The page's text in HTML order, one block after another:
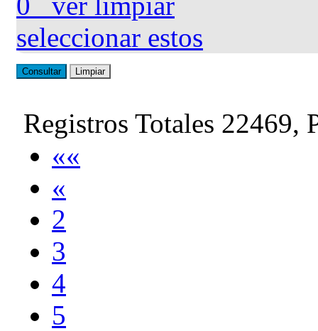
seleccionar estos
Consultar Limpiar
Registros Totales 22469,
««
«
2
3
4
5